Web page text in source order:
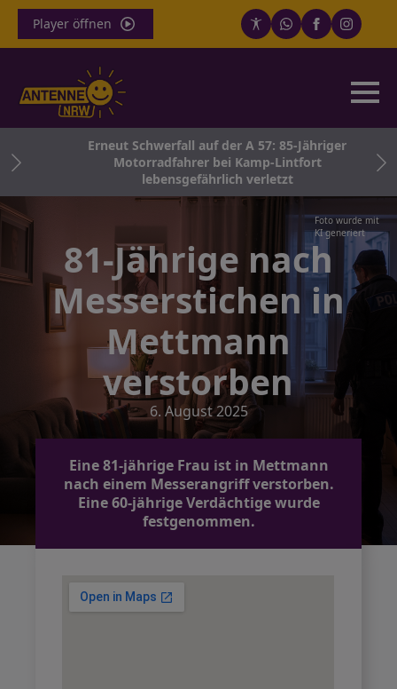
Player öffnen
Erneut Schwerfall auf der A 57: 85-Jähriger
Motorradfahrer bei Kamp-Lintfort
lebensgefährlich verletzt
Foto wurde mit
KI generiert
81-Jährige nach
Messerstichen in
Mettmann
verstorben
6. August 2025
Eine 81-jährige Frau ist in Mettmann
nach einem Messerangriff verstorben.
Eine 60-jährige Verdächtige wurde
festgenommen.